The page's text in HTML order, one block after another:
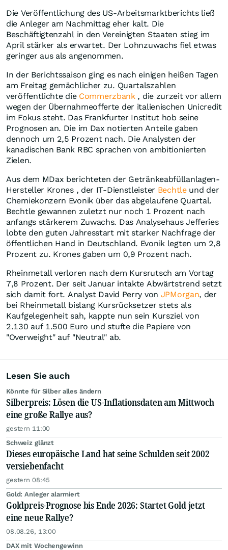
Die Veröffentlichung des US-Arbeitsmarktberichts ließ
die Anleger am Nachmittag eher kalt. Die
Beschäftigtenzahl in den Vereinigten Staaten stieg im
April stärker als erwartet. Der Lohnzuwachs fiel etwas
geringer aus als angenommen.
In der Berichtssaison ging es nach einigen heißen Tagen
am Freitag gemächlicher zu. Quartalszahlen
veröffentlichte die Commerzbank, die zurzeit vor allem
wegen der Übernahmeofferte der italienischen Unicredit
im Fokus steht. Das Frankfurter Institut hob seine
Prognosen an. Die im Dax notierten Anteile gaben
dennoch um 2,5 Prozent nach. Die Analysten der
kanadischen Bank RBC sprachen von ambitionierten
Zielen.
Aus dem MDax berichteten der Getränkeabfüllanlagen-
Hersteller Krones , der IT-Dienstleister Bechtleund der
Chemiekonzern Evonik über das abgelaufene Quartal.
Bechtle gewannen zuletzt nur noch 1 Prozent nach
anfangs stärkerem Zuwachs. Das Analysehaus Jefferies
lobte den guten Jahresstart mit starker Nachfrage der
öffentlichen Hand in Deutschland. Evonik legten um 2,8
Prozent zu. Krones gaben um 0,9 Prozent nach.
Rheinmetall verloren nach dem Kursrutsch am Vortag
7,8 Prozent. Der seit Januar intakte Abwärtstrend setzt
sich damit fort. Analyst David Perry von JPMorgan, der
bei Rheinmetall bislang Kursrücksetzer stets als
Kaufgelegenheit sah, kappte nun sein Kursziel von
2.130 auf 1.500 Euro und stufte die Papiere von
"Overweight" auf "Neutral" ab.
Lesen Sie auch
Könnte für Silber alles ändern
Silberpreis: Lösen die US-Inflationsdaten am Mittwoch
eine große Rallye aus?
gestern 11:00
Schweiz glänzt
Dieses europäische Land hat seine Schulden seit 2002
versiebenfacht
gestern 08:45
Gold: Anleger alarmiert
Goldpreis-Prognose bis Ende 2026: Startet Gold jetzt
eine neue Rallye?
08.08.26, 13:00
DAX mit Wochengewinn